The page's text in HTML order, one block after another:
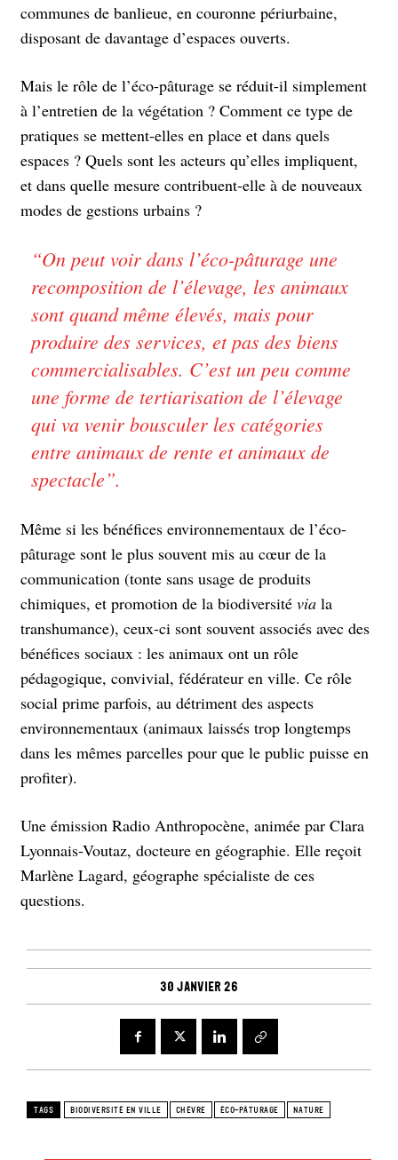
communes de banlieue, en couronne périurbaine,
disposant de davantage d’espaces ouverts.
Mais le rôle de l’éco-pâturage se réduit-il simplement
à l’entretien de la végétation ? Comment ce type de
pratiques se mettent-elles en place et dans quels
espaces ? Quels sont les acteurs qu’elles impliquent,
et dans quelle mesure contribuent-elle à de nouveaux
modes de gestions urbains ?
“On peut voir dans l’éco-pâturage une
recomposition de l’élevage, les animaux
sont quand même élevés, mais pour
produire des services, et pas des biens
commercialisables. C’est un peu comme
une forme de tertiarisation de l’élevage
qui va venir bousculer les catégories
entre animaux de rente et animaux de
spectacle”.
Même si les bénéfices environnementaux de l’éco-
pâturage sont le plus souvent mis au cœur de la
communication (tonte sans usage de produits
chimiques, et promotion de la biodiversité via la
transhumance), ceux-ci sont souvent associés avec des
bénéfices sociaux : les animaux ont un rôle
pédagogique, convivial, fédérateur en ville. Ce rôle
social prime parfois, au détriment des aspects
environnementaux (animaux laissés trop longtemps
dans les mêmes parcelles pour que le public puisse en
profiter).
Une émission Radio Anthropocène, animée par Clara
Lyonnais-Voutaz, docteure en géographie. Elle reçoit
Marlène Lagard, géographe spécialiste de ces
questions.
30 janvier 26
TAGS BIODIVERSITÉ EN VILLE CHÈVRE ÉCO-PÂTURAGE NATURE